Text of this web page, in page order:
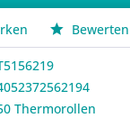
Bewerten
Thermorollen